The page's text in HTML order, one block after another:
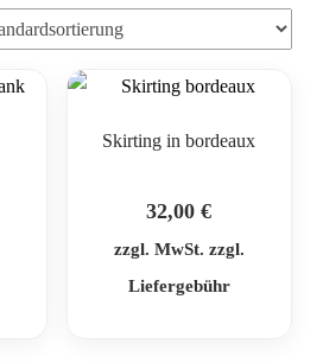
Skirting in bordeaux
32,00€
zzgl. MwSt. zzgl.
Liefergebühr